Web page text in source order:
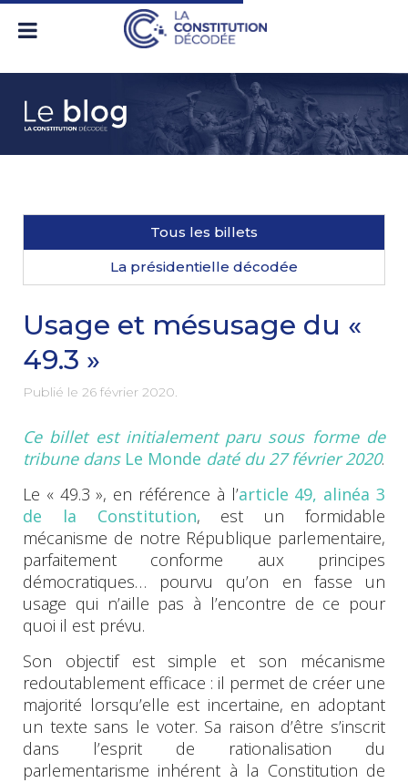
Tous les billets
La présidentielle décodée
Usage et mésusage du «
49.3 »
Publié le 26 février 2020
Ce billet est initialement paru sous forme de
tribune dans Le Monde daté du 27 février 2020.
Le « 49.3 », en référence à l’article 49, alinéa 3
de la Constitution, est un formidable
mécanisme de notre République parlementaire,
parfaitement conforme aux principes
démocratiques… pourvu qu’on en fasse un
usage qui n’aille pas à l’encontre de ce pour
quoi il est prévu.
Son objectif est simple et son mécanisme
redoutablement efficace : il permet de créer une
majorité lorsqu’elle est incertaine, en adoptant
un texte sans le voter. Sa raison d’être s’inscrit
dans l’esprit de rationalisation du
parlementarisme inhérent à la Constitution de